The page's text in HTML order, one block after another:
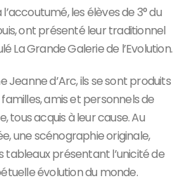
les élèves de 3° du
ont présenté leur traditionnel
La Grande Galerie de l’Evolution.
Jeanne d’Arc, ils se sont produits
amis et personnels de
tous acquis à leur cause. Au
une scénographie originale,
tableaux présentant l’unicité de
évolution du monde.